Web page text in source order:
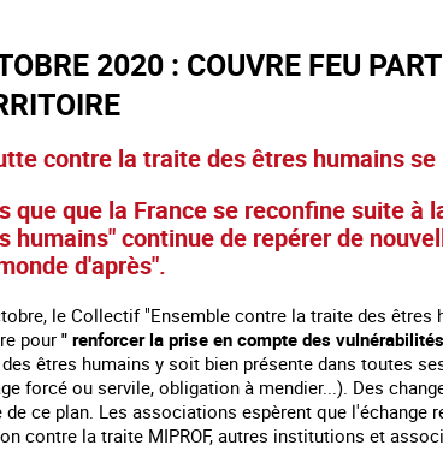
2020 : COUVRE FEU
contre la traite des êtres humains
que que la France se reconfine suite à
humains" continue de repérer de
d'après".
le Collectif "Ensemble contre la traite des
pour " renforcer la prise en compte des
êtres humains y soit bien présente dans toutes
forcé ou servile, obligation à mendier...). Des
ce plan. Les associations espèrent que l'échange
contre la traite MIPROF, autres institutions et